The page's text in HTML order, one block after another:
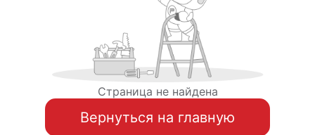
Страница не найдена
Вернуться на главную